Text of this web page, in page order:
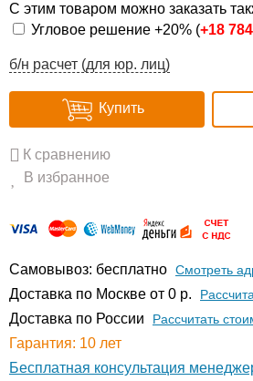
С этим товаром можно заказать
Угловое решение +20% (+18
б/н расчет (для юр. лиц)
Купить
К сравнению
В избранное
Самовывоз: бесплатно Смотреть
Доставка по Москве от 0 р.
Доставка по России Рассчитать
Гарантия: 10 лет
Бесплатная консультация